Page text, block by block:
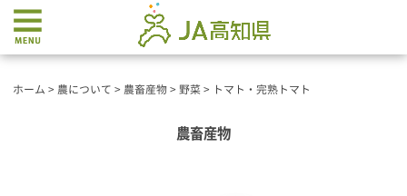
ホーム > 農について > 農畜産物 > 野菜 > トマト・完熟トマト
農畜産物